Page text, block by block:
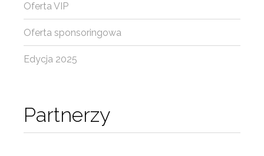
Partnerzy
Oferta VIP
Oferta sponsoringowa
Edycja 2025